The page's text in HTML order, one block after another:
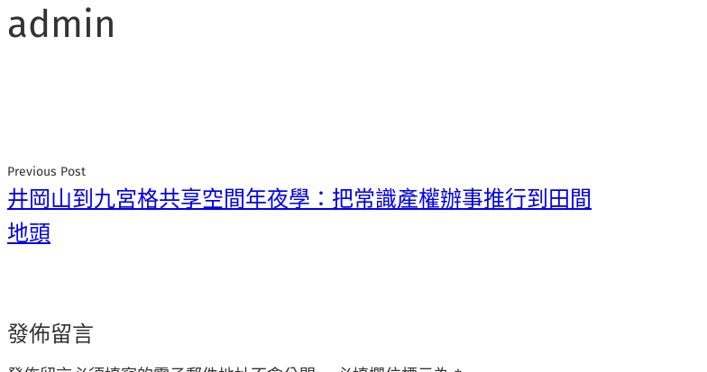
admin
Previous Post
井岡山到九宮格共享空間年夜學：把常識產權辦事推行到田間
地頭
發佈留言